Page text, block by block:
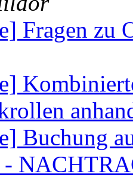
Fragen
Buchung
-